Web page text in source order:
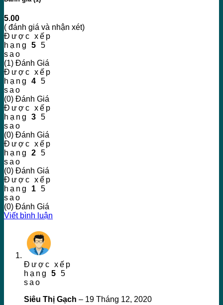
5.00
( đánh giá và nhận xét)
Được xếp
hạng 5 5
sao
(1) Đánh Giá
Được xếp
hạng 4 5
sao
(0) Đánh Giá
Được xếp
hạng 3 5
sao
(0) Đánh Giá
Được xếp
hạng 2 5
sao
(0) Đánh Giá
Được xếp
hạng 1 5
sao
(0) Đánh Giá
Viết bình luận
Được xếp
hạng 5 5
sao
Siêu Thị Gạch – 19 Tháng 12, 2020